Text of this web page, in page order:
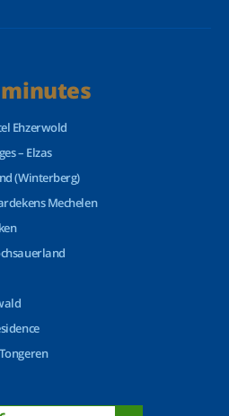
Ehzerwold
– Elzas
(Winterberg)
Mechelen